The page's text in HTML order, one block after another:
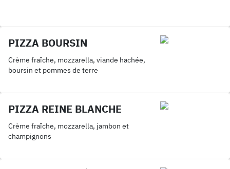
PIZZA BOURSIN
Crème fraîche, mozzarella, viande hachée,
boursin et pommes de terre
PIZZA REINE BLANCHE
Crème fraîche, mozzarella, jambon et
champignons